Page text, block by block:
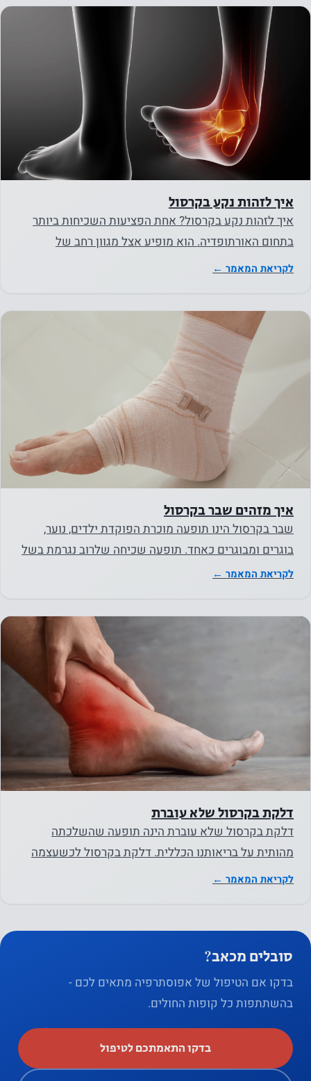
איך לזהות נקע בקרסול
איך לזהות נקע בקרסול? אחת הפציעות השכיחות ביותר
בתחום האורתופדיה. הוא מופיע אצל מגוון רחב של
מטופלים. בקרב ילדים…
לקריאת המאמר ←
איך מזהים שבר בקרסול
שבר בקרסול הינו תופעה מוכרת הפוקדת ילדים, נוער,
בוגרים ומבוגרים כאחד. תופעה שכיחה שלרוב נגרמת בשל
חבלה או תאונה.…
לקריאת המאמר ←
דלקת בקרסול שלא עוברת
דלקת בקרסול שלא עוברת הינה תופעה שהשלכתה
מהותית על בריאותנו הכללית. דלקת בקרסול לכשעצמה
היא תלונה שכיחה, המשפיעה…
לקריאת המאמר ←
סובלים מכאב?
בדקו אם הטיפול של אפוסתרפיה מתאים לכם -
בהשתתפות כל קופות החולים.
בדקו התאמתכם לטיפול
באתר.
חווית
המשתמש
על מנת
שהאתר
שלנו יתפקד
בצורה
במהלך
ביקורך. אם
שיווק
על ידי
שיתוף
בתחומי
כשאתה
מבקר
מגדיל את
הסיכוי
לראות
תוכן
והצעות
מותאמים
אישית